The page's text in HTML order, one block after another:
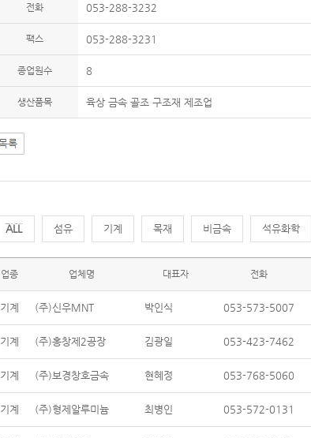
전화 053-288-3232
팩스 053-288-3231
종업원수 8
생산품목 육상 금속 골조 구조재 제조업
전체 섬유 기계 목재 비금속 석유화학
업종 업체명 대표자 전화
기계 (주)신우MNT 박인식 053-573-5007
기계 (주)홍창제2공장 김광일 053-423-7462
기계 (주)보경창호금속 현혜정 053-768-5060
기계 (주)형제알루미늄 최병인 053-572-0131